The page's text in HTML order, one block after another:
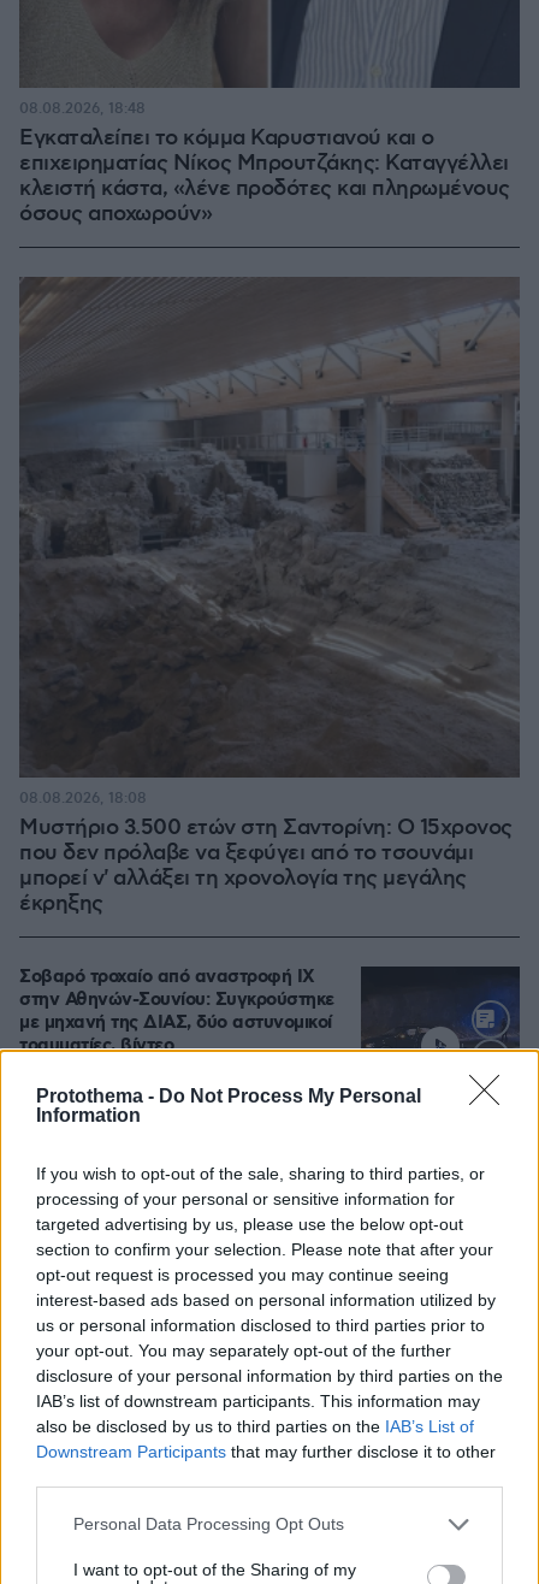
Protothema - Do Not Process My Personal
Information
If you wish to opt-out of the sale, sharing to third parties, or
processing of your personal or sensitive information for
targeted advertising by us, please use the below opt-out
section to confirm your selection. Please note that after your
opt-out request is processed you may continue seeing
interest-based ads based on personal information utilized by
us or personal information disclosed to third parties prior to
your opt-out. You may separately opt-out of the further
disclosure of your personal information by third parties on the
IAB’s list of downstream participants. This information may
also be disclosed by us to third parties on the IAB’s List of
Downstream Participants that may further disclose it to other
Please note that this website/app uses one or more Google
not limited to your visit or usage behaviour. You may click to
Personal Data Processing Opt Outs
I want to opt-out of the Sharing of my
Εγκαταλείπει το κόμμα Καρυστιανού και ο
επιχειρηματίας Νίκος Μπρουτζάκης: Καταγγέλλει
κλειστή κάστα, «λένε προδότες και πληρωμένους
όσους αποχωρούν»
08.08.2026, 18:48
Μυστήριο 3.500 ετών στη Σαντορίνη: Ο 15χρονος
που δεν πρόλαβε να ξεφύγει από το τσουνάμι
μπορεί ν' αλλάξει τη χρονολογία της μεγάλης
έκρηξης
08.08.2026, 18:08
Σοβαρό τροχαίο από αναστροφή ΙΧ
στην Αθηνών-Σουνίου: Συγκρούστηκε
με μηχανή της ΔΙΑΣ, δύο αστυνομικοί
τραυματίες, βίντεο
08.08.2026, 23:07 102
Οι «Πράσινες Μπότες»: 30 χρόνια
μετά, το Έβερεστ μπορεί να δώσει
πίσω έναν από τους νεκρούς του
08.08.2026, 21:49 14
Για ανθρωποκτονία από αμέλεια
κατηγορούνται οι γονείς του 4χρονου
και ο ιδιοκτήτης του beach bar στην
Πάρο: Πώς έγινε η τραγωδία